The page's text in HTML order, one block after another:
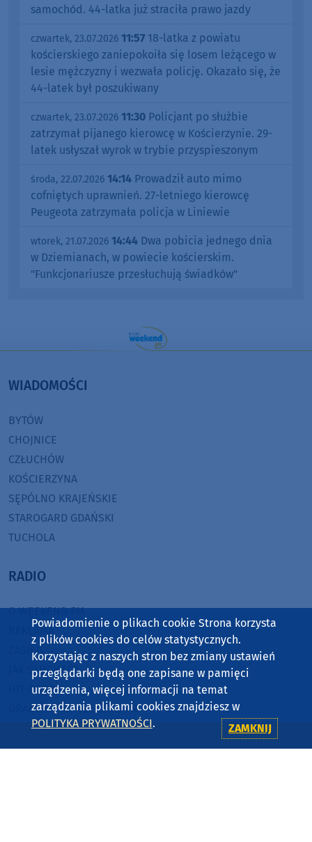
samochód. 44-latka już straciła prawo jazdy
czwartek, 23.07.2026 11:57 18-latka z powiatu
kościerskiego zaniepokoiła się losem leżącego w
lesie mężczyzny i wezwała policję. Okazało się, że
44-latek był poszukiwany
czwartek, 23.07.2026 11:30 Policjant po służbie
zatrzymał pijanego kierowcę w Kościerzynie. 29-
latek usłyszał wyrok w trybie przyspieszonym
środa, 22.07.2026 14:14 Prowadził auto mimo
cofniętych uprawnień. 27-letniego kierowcę
Peugeota zatrzymała policja w Liniewie
wtorek, 21.07.2026 14:44 Dwa pobicia jednego dnia
w Dziemianach, w powiecie kościerskim.
"Funkcjonariusze przesłuchują świadków"
WIADOMOŚCI
BYTÓW
CHOJNICE
CZŁUCHÓW
KOŚCIERZYNA
SĘPÓLNO KRAJEŃSKIE
STAROGARD GDAŃSKI
TUCHOLA
RADIO
O WEEKEND FM
REKLAMA
ZASIĘG
JAK SŁUCHAĆ?
HIT-PORT
GRALIŚMY W WEEKEND FM
CZĘSTOTLIWOŚCI
Powiadomienie o plikach cookie Strona korzysta
z plików cookies do celów statystycznych.
Korzystając z naszych stron bez zmiany ustawień
przeglądarki będą one zapisane w pamięci
urządzenia, więcej informacji na temat
zarządzania plikami cookies znajdziesz w
POLITYKA PRYWATNOŚCI. ZAMKNIJ